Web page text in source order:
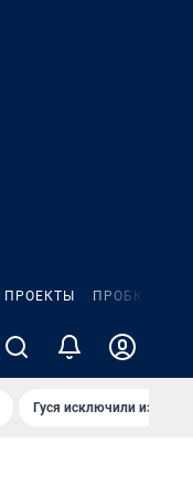
ПРОЕКТЫ ПРОБКИ
Гуся исключили из